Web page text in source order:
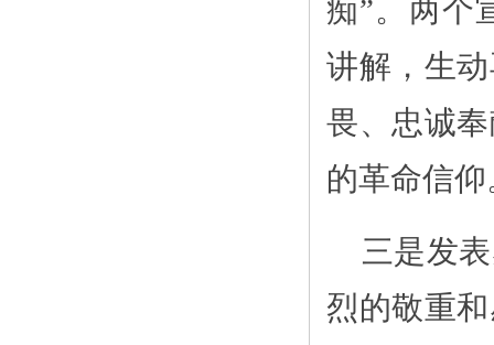
痴”。两个
讲解，生
畏、忠诚
的革命信
三是发
烈的敬重